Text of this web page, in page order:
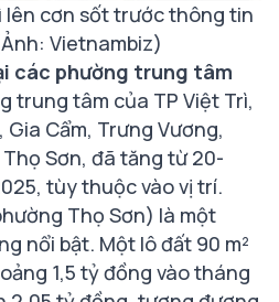
lên cơn sốt trước thông tin
Vietnambiz)
các phường trung tâm
trung tâm của TP Việt Trì,
Cẩm, Trưng Vương,
Thọ Sơn, đã tăng từ 20-
tùy thuộc vào vị trí.
Thọ Sơn) là một
nổi bật. Một lô đất 90 m²
1,5 tỷ đồng vào tháng